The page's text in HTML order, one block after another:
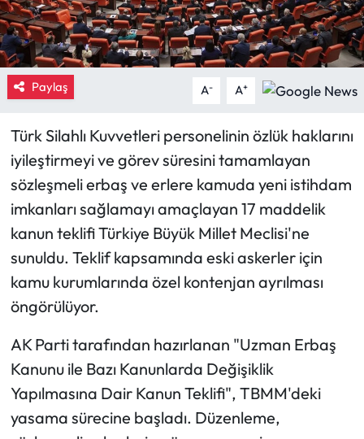
Paylaş A- A+
Türk Silahlı Kuvvetleri personelinin özlük haklarını
iyileştirmeyi ve görev süresini tamamlayan
sözleşmeli erbaş ve erlere kamuda yeni istihdam
imkanları sağlamayı amaçlayan 17 maddelik
kanun teklifi Türkiye Büyük Millet Meclisi'ne
sunuldu. Teklif kapsamında eski askerler için
kamu kurumlarında özel kontenjan ayrılması
öngörülüyor.
AK Parti tarafından hazırlanan "Uzman Erbaş
Kanunu ile Bazı Kanunlarda Değişiklik
Yapılmasına Dair Kanun Teklifi", TBMM'deki
yasama sürecine başladı. Düzenleme,
Kargı Haberleri
Kimdir?
Laçin Haberleri
Magazin
Mecitözü Haberleri
Oğuzlar Haberleri
Osmancık Haberleri
Otomotiv